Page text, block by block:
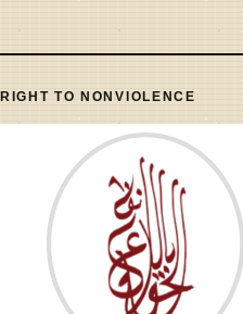
RIGHT TO NONVIOLENCE